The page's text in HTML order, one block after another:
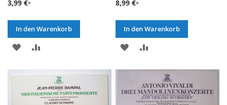
3,99 €
In den Warenkorb
ZUR
HINZUFÜGENHINZUFÜGEN
8,99 €
In den Warenkorb
ZUR
HINZUFÜGEN
HINZUFÜGEN